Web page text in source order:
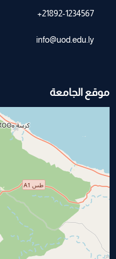
21892-1234567+
info@uod.edu.ly
موقع الجامعة